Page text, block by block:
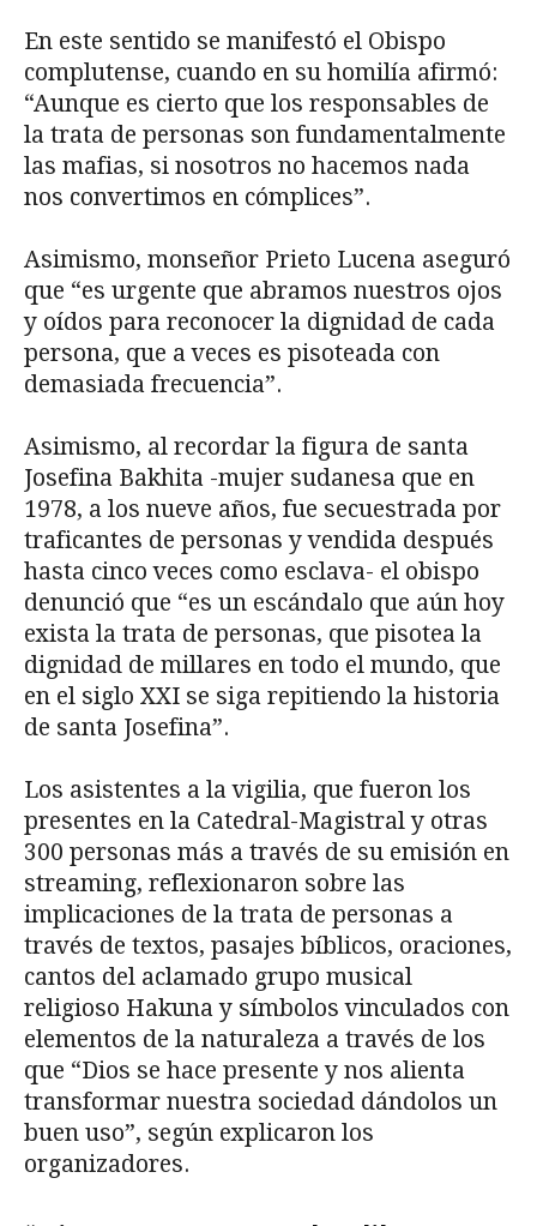
En este sentido se manifestó el Obispo
complutense, cuando en su homilía afirmó:
“Aunque es cierto que los responsables de
la trata de personas son fundamentalmente
las mafias, si nosotros no hacemos nada
nos convertimos en cómplices”.
Asimismo, monseñor Prieto Lucena aseguró
que “es urgente que abramos nuestros ojos
y oídos para reconocer la dignidad de cada
persona, que a veces es pisoteada con
demasiada frecuencia”.
Asimismo, al recordar la figura de santa
Josefina Bakhita -mujer sudanesa que en
1978, a los nueve años, fue secuestrada por
traficantes de personas y vendida después
hasta cinco veces como esclava- el obispo
denunció que “es un escándalo que aún hoy
exista la trata de personas, que pisotea la
dignidad de millares en todo el mundo, que
en el siglo XXI se siga repitiendo la historia
de santa Josefina”.
Los asistentes a la vigilia, que fueron los
presentes en la Catedral-Magistral y otras
300 personas más a través de su emisión en
streaming, reflexionaron sobre las
implicaciones de la trata de personas a
través de textos, pasajes bíblicos, oraciones,
cantos del aclamado grupo musical
religioso Hakuna y símbolos vinculados con
elementos de la naturaleza a través de los
que “Dios se hace presente y nos alienta
transformar nuestra sociedad dándolos un
buen uso”, según explicaron los
organizadores.